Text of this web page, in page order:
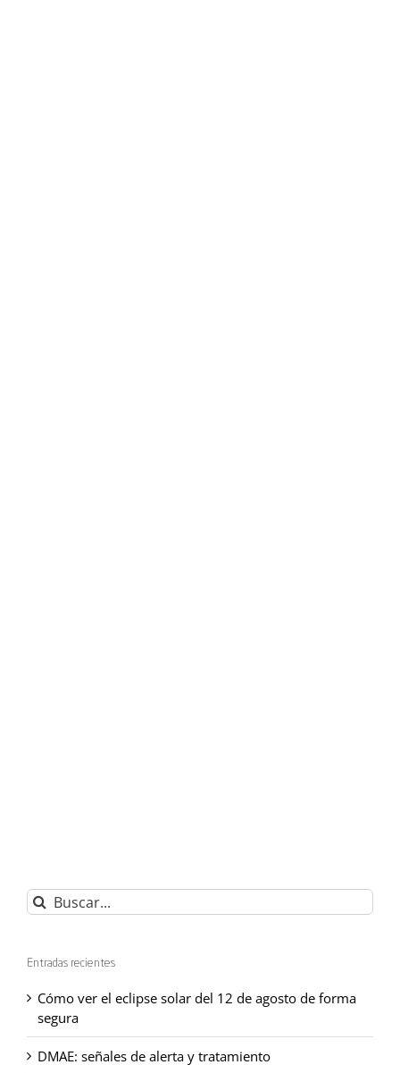
Buscar:
Entradas recientes
Cómo ver el eclipse solar del 12 de agosto de forma
segura
DMAE: señales de alerta y tratamiento